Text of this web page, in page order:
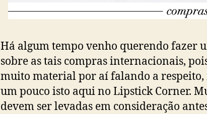
Há algum tempo venho querendo fazer
sobre as tais compras internacionais,
muito material por aí falando a
um pouco isto aqui no Lipstick Corner.
devem ser levadas em consideração